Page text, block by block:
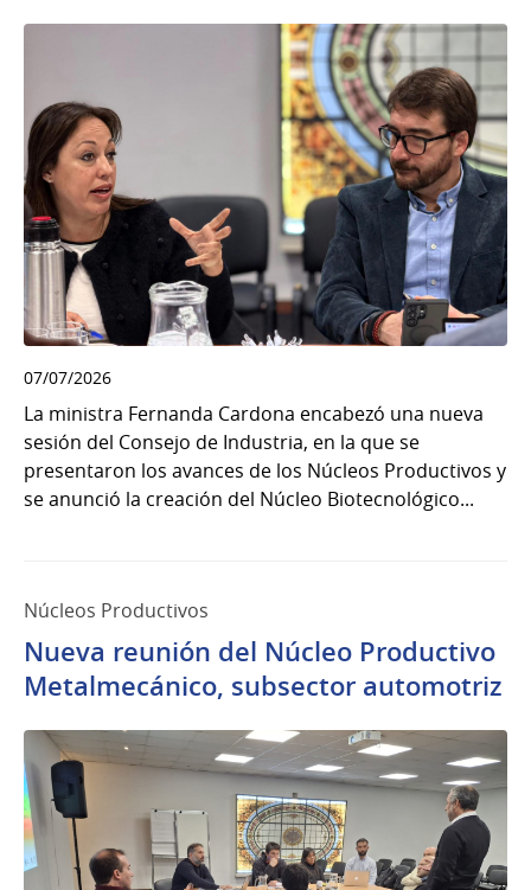
07/07/2026
La ministra Fernanda Cardona encabezó una nueva
sesión del Consejo de Industria, en la que se
presentaron los avances de los Núcleos Productivos y
se anunció la creación del Núcleo Biotecnológico...
Núcleos Productivos
Nueva reunión del Núcleo Productivo
Metalmecánico, subsector automotriz